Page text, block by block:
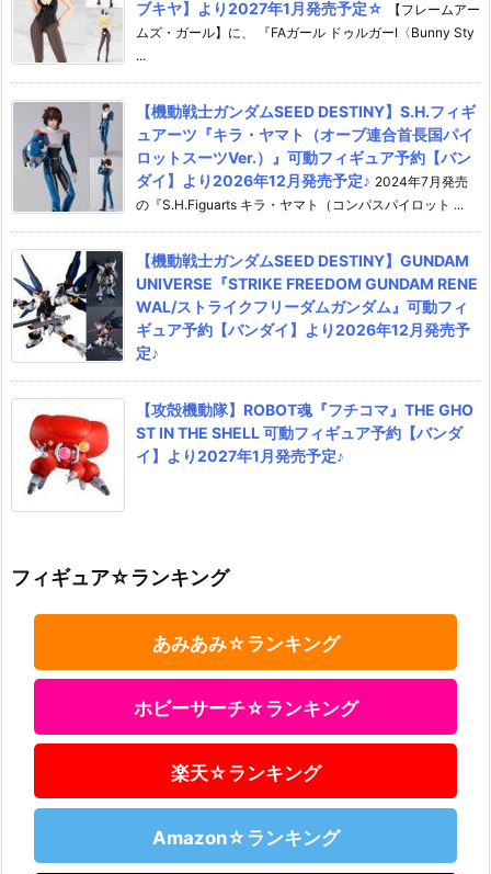
ブキヤ】より2027年1月発売予定☆
【フレームアー
ムズ・ガール】に、 『FAガール ドゥルガーI〈Bunny Sty
...
【機動戦士ガンダムSEED DESTINY】S.H.フィギ
ュアーツ『キラ・ヤマト（オーブ連合首長国パイ
ロットスーツVer.）』可動フィギュア予約【バン
ダイ】より2026年12月発売予定♪ 2024年7月発売
の『S.H.Figuarts キラ・ヤマト（コンパスパイロット ...
【機動戦士ガンダムSEED DESTINY】GUNDAM
UNIVERSE『STRIKE FREEDOM GUNDAM RENE
WAL/ストライクフリーダムガンダム』可動フィ
ギュア予約【バンダイ】より2026年12月発売予
定♪
【攻殻機動隊】ROBOT魂『フチコマ』THE GHO
ST IN THE SHELL 可動フィギュア予約【バンダ
イ】より2027年1月発売予定♪
フィギュア☆ランキング
あみあみ☆ランキング
ホビーサーチ☆ランキング
楽天☆ランキング
Amazon☆ランキング